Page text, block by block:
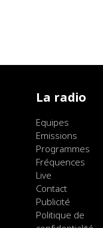
La radio
Equipes
Emissions
Programmes
Fréquences
Live
Contact
Publicité
Politique de